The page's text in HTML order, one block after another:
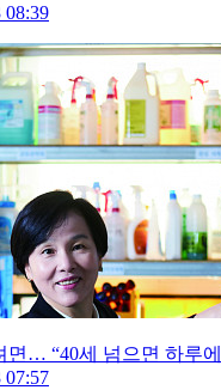
08:39
면… “40세 넘으면 하루
07:57